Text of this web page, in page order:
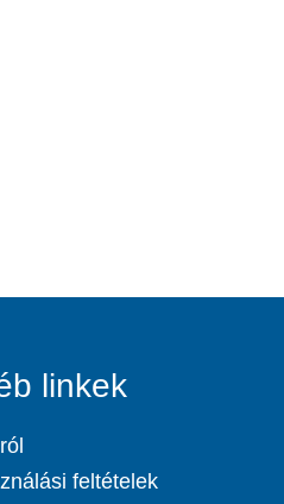
linkek
feltételek